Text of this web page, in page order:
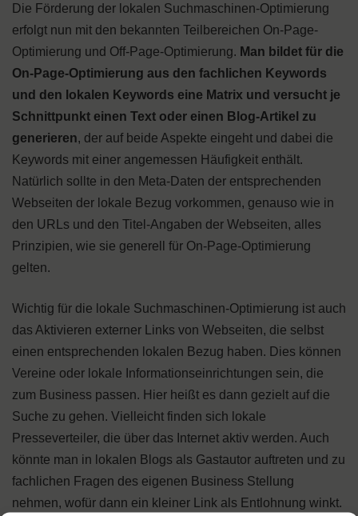
Die Förderung der lokalen Suchmaschinen-Optimierung
erfolgt nun mit den bekannten Teilbereichen On-Page-
Optimierung und Off-Page-Optimierung. Man bildet für die
On-Page-Optimierung aus den fachlichen Keywords
und den lokalen Keywords eine Matrix und versucht je
Schnittpunkt einen Text oder einen Blog-Artikel zu
generieren, der auf beide Aspekte eingeht und dabei die
Keywords mit einer angemessen Häufigkeit enthält.
Natürlich sollte in den Meta-Daten der entsprechenden
Webseiten der lokale Bezug vorkommen, genauso wie in
den URLs und den Titel-Angaben der Webseiten, alles
Prinzipien, wie sie generell für On-Page-Optimierung
gelten.
Wichtig für die lokale Suchmaschinen-Optimierung ist auch
das Aktivieren externer Links von Webseiten, die selbst
einen entsprechenden lokalen Bezug haben. Dies können
Vereine oder lokale Informationseinrichtungen sein, die
zum Business passen. Hier heißt es dann gezielt auf die
Suche zu gehen. Vielleicht finden sich lokale
Presseverteiler, die über das Internet aktiv werden. Auch
könnte man in lokalen Blogs als Gastautor auftreten und zu
fachlichen Fragen des eigenen Business Stellung
nehmen, wofür dann ein kleiner Link als Entlohnung winkt.